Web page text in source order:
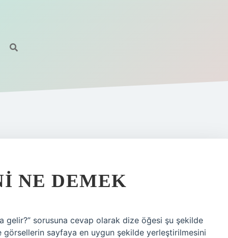
NE DEMEK
gelir?” sorusuna cevap olarak dize öğesi şu şekilde
görsellerin sayfaya en uygun şekilde yerleştirilmesini